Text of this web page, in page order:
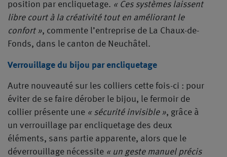
position par encliquetage. « Ces systèmes laissent
libre court à la créativité tout en améliorant le
confort », commente l’entreprise de La Chaux-de-
Fonds, dans le canton de Neuchâtel.
Verrouillage du bijou par encliquetage
Autre nouveauté sur les colliers cette fois-ci : pour
éviter de se faire dérober le bijou, le fermoir de
collier présente une « sécurité invisible », grâce à
un verrouillage par encliquetage des deux
éléments, sans partie apparente, alors que le
déverrouillage nécessite « un geste manuel précis